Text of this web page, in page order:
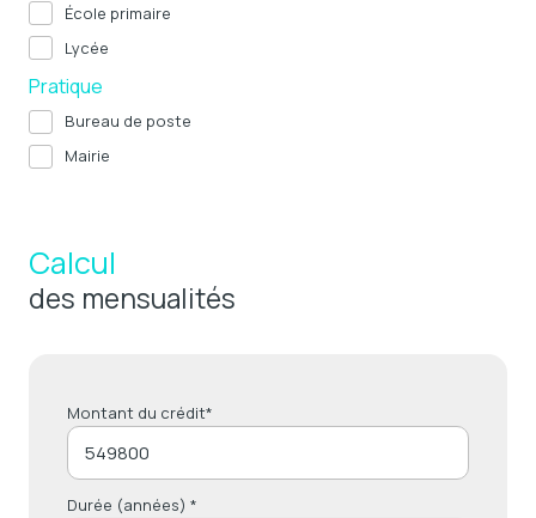
École primaire
Lycée
Pratique
Bureau de poste
Mairie
Calcul
des mensualités
Montant du crédit*
Durée (années) *